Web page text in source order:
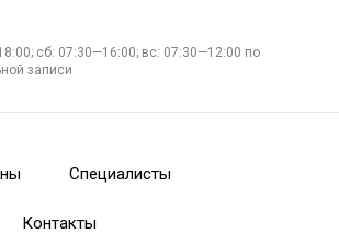
сб: 07:30—16:00; вс: 07:30—12:00 по
записи
Специалисты
Контакты